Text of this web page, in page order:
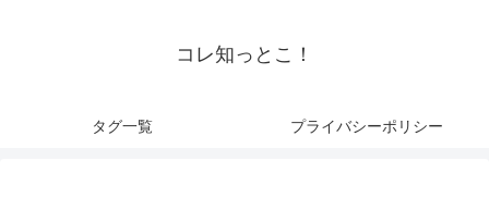
コレ知っとこ！
タグ一覧 プライバシーポリシー